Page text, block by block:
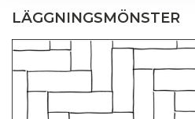
LÄGGNINGSMÖNSTER